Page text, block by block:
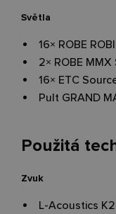
Světla
16× ROBE
2× ROBE
16× ETC
Pult GRAND
Použitá
Zvuk
L-Acoustics